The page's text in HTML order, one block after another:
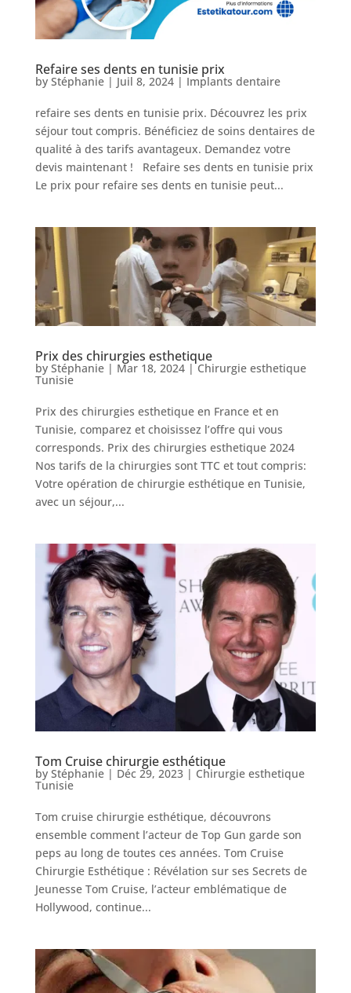
Nos
Tarifs
Nos
Obésité
chirurgiens
Services
Nos
cliniques
Nos
articles
Avant
/
Après
Devis
Gratuit
Refaire ses dents en tunisie prix
by Stéphanie| Juil 8, 2024| Implants dentaire
refaire ses dents en tunisie prix. Découvrez les prix
séjour tout compris. Bénéficiez de soins dentaires de
qualité à des tarifs avantageux. Demandez votre
devis maintenant ! Refaire ses dents en tunisie prix
Le prix pour refaire ses dents en tunisie peut...
Prix des chirurgies esthetique
by Stéphanie| Mar 18, 2024|Chirurgie esthetique
Tunisie
Prix des chirurgies esthetique en France et en
Tunisie, comparez et choisissez l’offre qui vous
corresponds. Prix des chirurgies esthetique 2024
Nos tarifs de la chirurgies sont TTC et tout compris:
Votre opération de chirurgie esthétique en Tunisie,
avec un séjour,...
Tom Cruise chirurgie esthétique
by Stéphanie| Déc 29, 2023| Chirurgie esthetique
Tunisie
Tom cruise chirurgie esthétique, découvrons
ensemble comment l’acteur de Top Gun garde son
peps au long de toutes ces années. Tom Cruise
Chirurgie Esthétique : Révélation sur ses Secrets de
Jeunesse Tom Cruise, l’acteur emblématique de
Hollywood, continue...